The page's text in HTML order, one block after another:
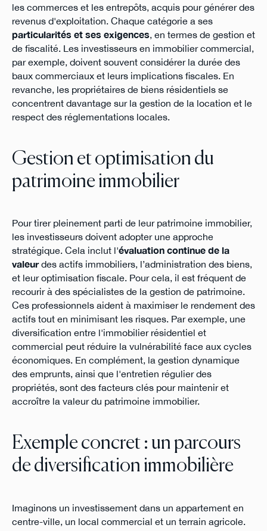
les commerces et les entrepôts, acquis pour générer des
revenus d'exploitation. Chaque catégorie a ses
particularités et ses exigences, en termes de gestion et
de fiscalité. Les investisseurs en immobilier commercial,
par exemple, doivent souvent considérer la durée des
baux commerciaux et leurs implications fiscales. En
revanche, les propriétaires de biens résidentiels se
concentrent davantage sur la gestion de la location et le
respect des réglementations locales.
Gestion et optimisation du
patrimoine immobilier
Pour tirer pleinement parti de leur patrimoine immobilier,
les investisseurs doivent adopter une approche
stratégique. Cela inclut l'évaluation continue de la
valeurdes actifs immobiliers, l’administration des biens,
et leur optimisation fiscale. Pour cela, il est fréquent de
recourir à des spécialistes de la gestion de patrimoine.
Ces professionnels aident à maximiser le rendement des
actifs tout en minimisant les risques. Par exemple, une
diversification entre l'immobilier résidentiel et
commercial peut réduire la vulnérabilité face aux cycles
économiques. En complément, la gestion dynamique
des emprunts, ainsi que l'entretien régulier des
propriétés, sont des facteurs clés pour maintenir et
accroître la valeur du patrimoine immobilier.
Exemple concret : un parcours
de diversification immobilière
Imaginons un investissement dans un appartement en
centre-ville, un local commercial et un terrain agricole.